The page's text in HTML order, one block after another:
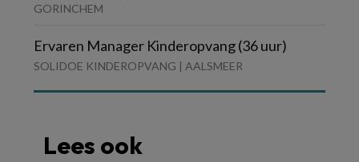
GORINCHEM
Ervaren Manager Kinderopvang (36 uur)
SOLIDOE KINDEROPVANG | AALSMEER
Lees ook